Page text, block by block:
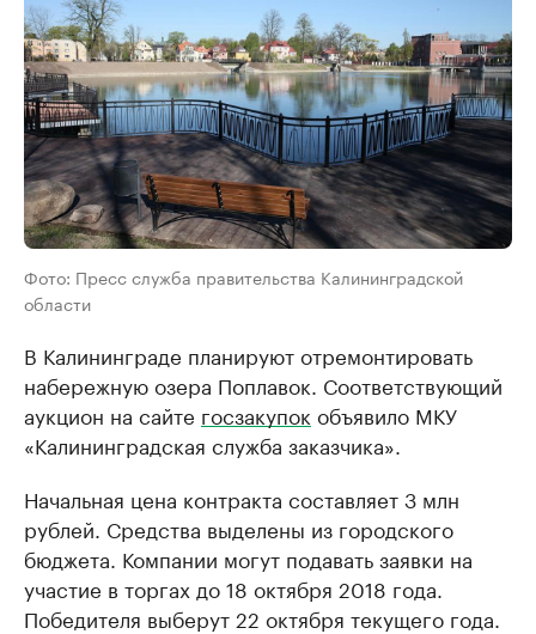
Фото: Пресс служба правительства Калининградской
области
В Калининграде планируют отремонтировать
набережную озера Поплавок. Соответствующий
аукцион на сайте госзакупок объявило МКУ
«Калининградская служба заказчика».
Начальная цена контракта составляет 3 млн
рублей. Средства выделены из городского
бюджета. Компании могут подавать заявки на
участие в торгах до 18 октября 2018 года.
Победителя выберут 22 октября текущего года.